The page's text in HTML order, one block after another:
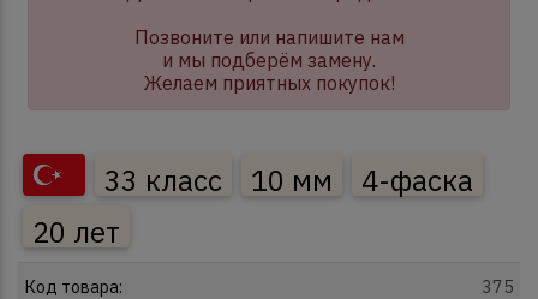
Позвоните или напишите нам
и мы подберём замену.
Желаем приятных покупок!
33 класс 10 мм
4-фаска
20 лет
Код товара: 375